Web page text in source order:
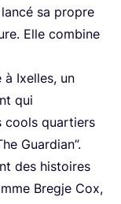
sa propre
Elle com­bine
à Ixelles, un
qui
cools quar­tiers
Guar­dian”.
des his­toires
Bregje Cox,